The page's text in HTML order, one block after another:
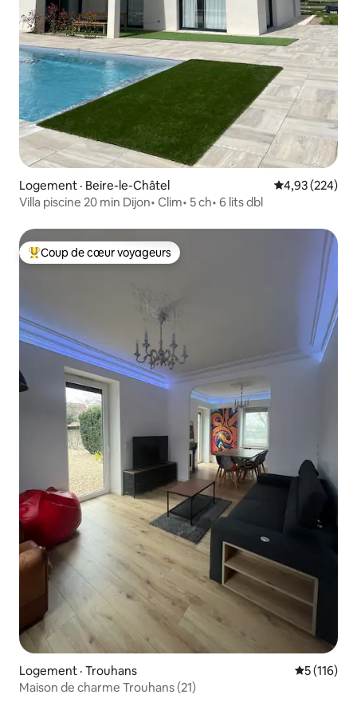
Logement · Beire-le-Châtel Note
4,93 (224)
Villa piscine 20 min Dijon• Clim• 5 ch• 6 lits dbl
Coup de cœur voyageurs parmi les plus aimés
Coup de cœur voyageurs
Logement · Trouhans Note
5 (116)
Maison de charme Trouhans (21)